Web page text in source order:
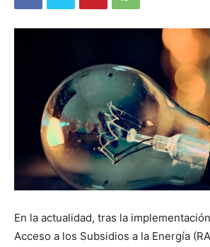
En la actualidad, tras la
Acceso a los Subsidios a la Energía